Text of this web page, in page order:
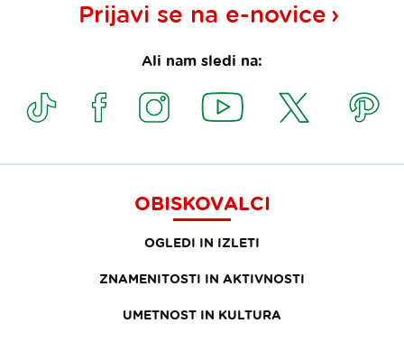
Prijavi se na e-novice
Ali nam sledi na:
OBISKOVALCI
OGLEDI IN IZLETI
ZNAMENITOSTI IN AKTIVNOSTI
UMETNOST IN KULTURA